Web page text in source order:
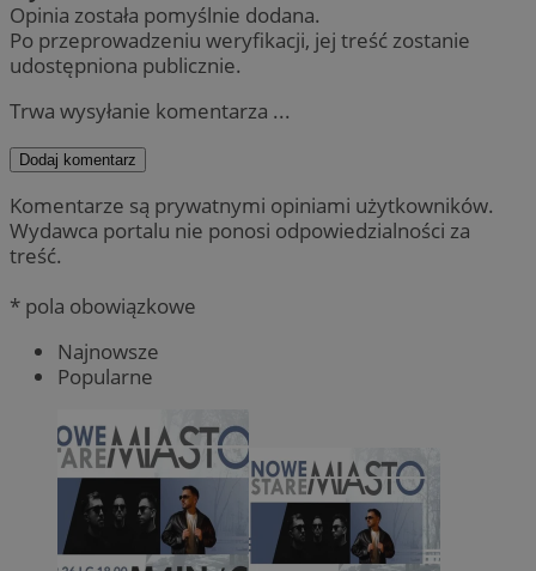
Opinia została pomyślnie dodana.
Po przeprowadzeniu weryfikacji, jej treść zostanie
udostępniona publicznie.
Trwa wysyłanie komentarza ...
Dodaj komentarz
Komentarze są prywatnymi opiniami użytkowników.
Wydawca portalu nie ponosi odpowiedzialności za
treść.
* pola obowiązkowe
Najnowsze
Popularne